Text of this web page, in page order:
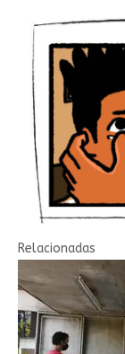
Relacionadas